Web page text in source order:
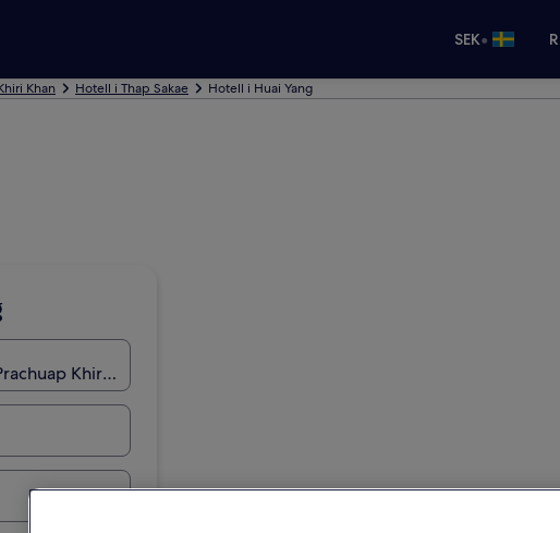
SEK•
Khan Hotell i Thap Sakae Hotell i Huai Yang